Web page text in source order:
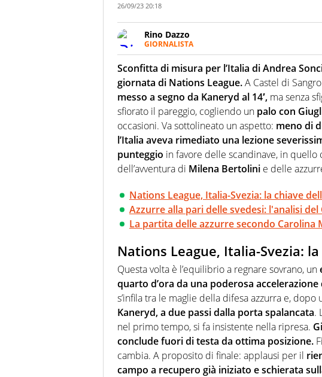
26/09/23 20:18
Rino Dazzo
GIORNALISTA
Se mai ci fosse modo di traslare il
farebbe parte. Non si perde una svista
curve
Sconfitta di misura per l’Italia di Andrea
giornata di Nations League.A Castel di
messo a segno da Kaneryd al 14′, ma senza
sfiorato il pareggio, cogliendo un palo con
occasioni. Va sottolineato un aspetto: meno di
l’Italia aveva rimediato una lezione
punteggio in favore delle scandinave, in quello
dell’avventura di Milena Bertolini e delle
Nations League, Italia-Svezia: la chiave
Azzurre alla pari delle svedesi: l'analisi del
La partita delle azzurre secondo Carolina
Nations League, Italia-Svezia:
Questa volta è l’equilibrio a regnare sovrano, un
quarto d’ora da una poderosa accelerazione
s’infila tra le maglie della difesa azzurra e,
Kaneryd, a due passi dalla porta spalancata.
nel primo tempo, si fa insistente nella ripresa.
conclude fuori di testa da ottima posizione.
cambia. A proposito di finale: applausi per il
campo a recupero già iniziato e schierata